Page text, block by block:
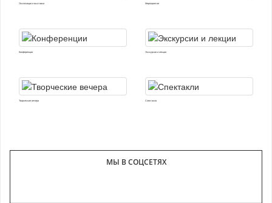
Экспозиции и выставки Мероприятия
Конференции Экскурсии и лекции
Творческие вечера Спектакли
МЫ В СОЦСЕТЯХ